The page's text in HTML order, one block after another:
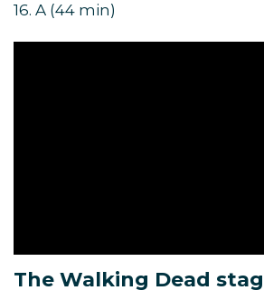
16. A (44 min)
The Walking Dead